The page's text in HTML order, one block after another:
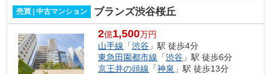
売買 | 中古マンション ブランズ渋谷桜丘
2億1,500万円
山手線 「渋谷 」駅 徒歩4分
東急田園都市線 「渋谷 」駅 徒歩6分
京王井の頭線 「神泉 」駅 徒歩13分